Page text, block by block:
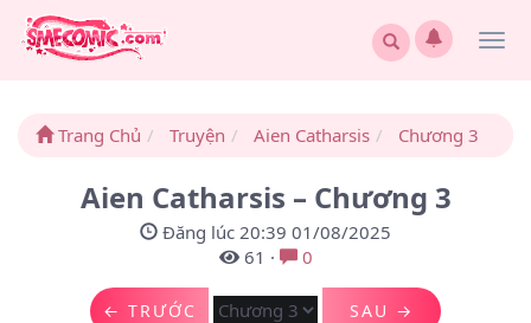
Trang Chủ Truyện Aien Catharsis Chương 3
Aien Catharsis – Chương 3
Đăng lúc 20:39 01/08/2025
61 · 0
← TRƯỚC SAU →